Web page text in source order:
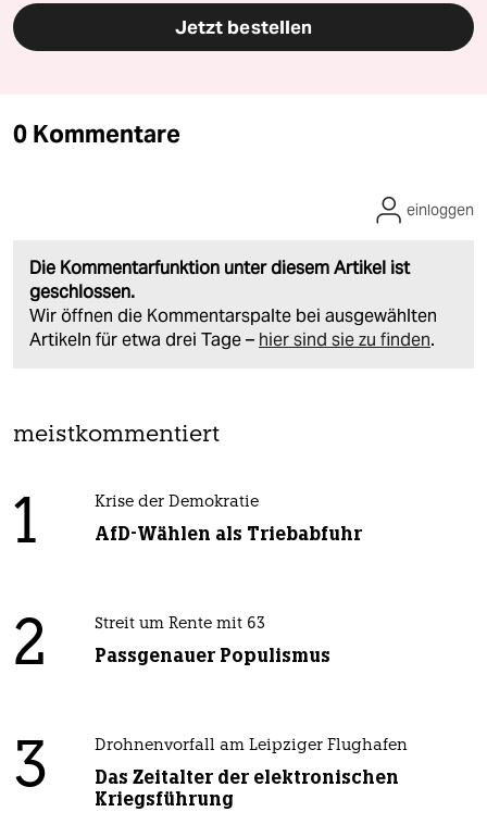
Jetzt bestellen
0 Kommentare
Die Kommentarfunktion unter diesem Artikel ist
geschlossen.
Wir öffnen die Kommentarspalte bei ausgewählten
Artikeln für etwa drei Tage – hier sind sie zu finden.
einloggen
meistkommentiert
1 Krise der Demokratie
AfD-Wählen als Triebabfuhr
2 Streit um Rente mit 63
Passgenauer Populismus
3 Drohnenvorfall am Leipziger Flughafen
Das Zeitalter der elektronischen
Kriegsführung